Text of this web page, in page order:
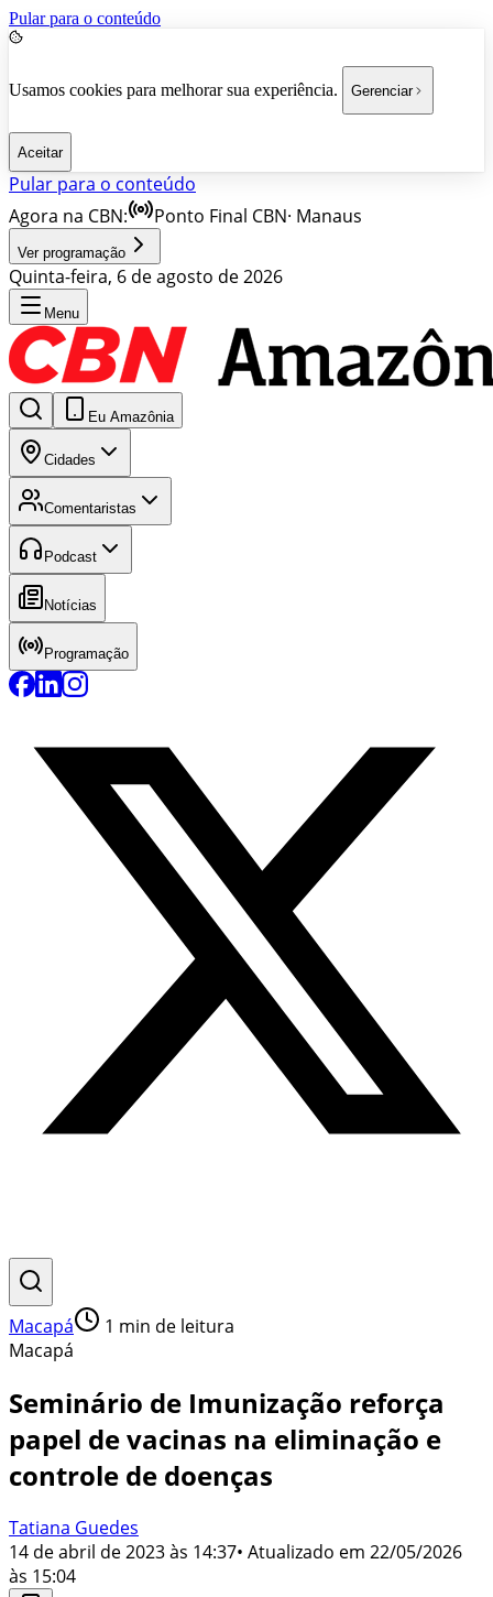
Pular para o conteúdo
Usamos cookies para melhorar sua experiência. Gerenciar
Aceitar
Pular para o conteúdo
Agora na CBN:
Ponto Final CBN· Manaus
Ver programação
Quinta-feira, 6 de agosto de 2026
Menu
Eu Amazônia
Cidades
Comentaristas
Podcast
Notícias
Programação
Macapá 1 min de leitura
Macapá
Seminário de Imunização reforça
papel de vacinas na eliminação e
controle de doenças
Tatiana Guedes
14 de abril de 2023 às 14:37• Atualizado em 22/05/2026
às 15:04